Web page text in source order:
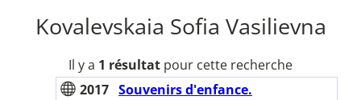
Kovalevskaia Sofia Vasilievna
Il y a 1 résultat pour cette recherche
2017 Souvenirs d'enfance.